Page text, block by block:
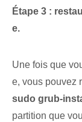
Étape 3 :
e.
Une fois que
e, vous pouvez
sudo grub-
partition que